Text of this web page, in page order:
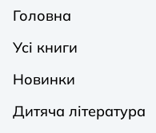
Головна
Усі книги
Новинки
Дитяча література